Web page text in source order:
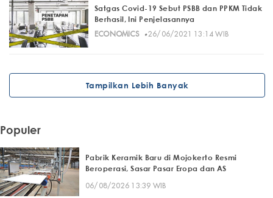
Satgas Covid-19 Sebut PSBB dan PPKM Tidak
Berhasil, Ini Penjelasannya
ECONOMICS· 26/06/2021 13:14 WIB
Tampilkan Lebih Banyak
Populer
Pabrik Keramik Baru di Mojokerto Resmi
Beroperasi, Sasar Pasar Eropa dan AS
06/08/2026 13:39 WIB